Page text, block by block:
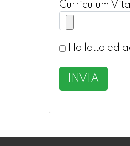
Curriculum
Ho letto ed
INVIA